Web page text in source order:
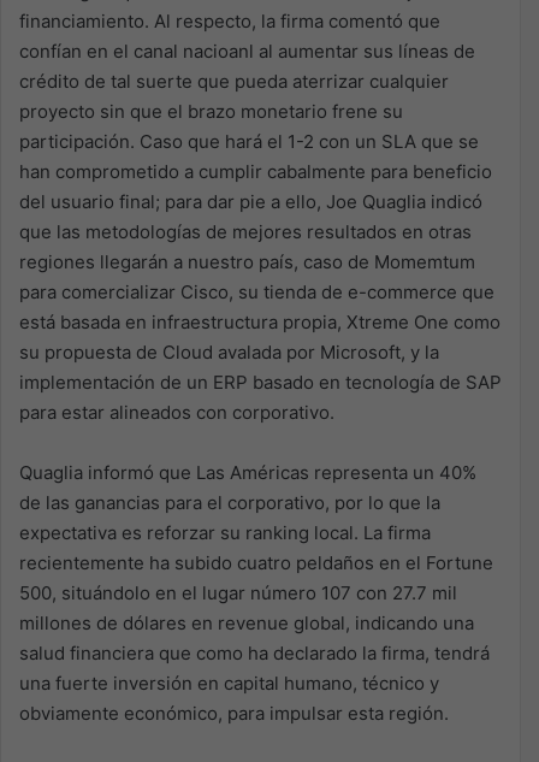
financiamiento. Al respecto, la firma comentó que
confían en el canal nacioanl al aumentar sus líneas de
crédito de tal suerte que pueda aterrizar cualquier
proyecto sin que el brazo monetario frene su
participación. Caso que hará el 1-2 con un SLA que se
han comprometido a cumplir cabalmente para beneficio
del usuario final; para dar pie a ello, Joe Quaglia indicó
que las metodologías de mejores resultados en otras
regiones llegarán a nuestro país, caso de Momemtum
para comercializar Cisco, su tienda de e-commerce que
está basada en infraestructura propia, Xtreme One como
su propuesta de Cloud avalada por Microsoft, y la
implementación de un ERP basado en tecnología de SAP
para estar alineados con corporativo.
Quaglia informó que Las Américas representa un 40%
de las ganancias para el corporativo, por lo que la
expectativa es reforzar su ranking local. La firma
recientemente ha subido cuatro peldaños en el Fortune
500, situándolo en el lugar número 107 con 27.7 mil
millones de dólares en revenue global, indicando una
salud financiera que como ha declarado la firma, tendrá
una fuerte inversión en capital humano, técnico y
obviamente económico, para impulsar esta región.